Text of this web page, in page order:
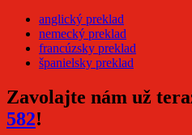
anglický preklad
nemecký preklad
francúzsky preklad
španielsky preklad
Zavolajte nám už
582!